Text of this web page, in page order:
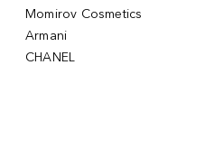
Momirov Cosmetics
Armani
CHANEL